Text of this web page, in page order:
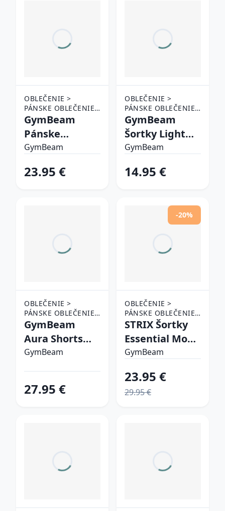
OBLEČENIE >
PÁNSKE OBLEČENIE
> ŠORTKY
GymBeam
Pánske
bežecké šortky
Purple S
GymBeam
23.95 €
OBLEČENIE >
PÁNSKE OBLEČENIE
> ŠORTKY
GymBeam
Šortky Light
Essence Green
GymBeam
14.95 €
OBLEČENIE >
PÁNSKE OBLEČENIE
> ŠORTKY
GymBeam
Aura Shorts
Grey S
GymBeam
27.95 €
-20%
OBLEČENIE >
PÁNSKE OBLEČENIE
> ŠORTKY
STRIX Šortky
Essential Moon
Grey XXLXXL
GymBeam
23.95 €
29.95 €